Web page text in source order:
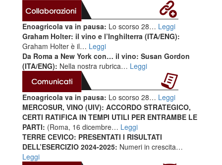
Enoagricola va in pausa: Lo scorso 28… Leggi
Graham Holter: il vino e l’Inghilterra (ITA/ENG):
Graham Holter è il… Leggi
Da Roma a New York con… il vino: Susan Gordon
(ITA/ENG): Nella nostra rubrica… Leggi
Enoagricola va in pausa: Lo scorso 28… Leggi
MERCOSUR, VINO (UIV): ACCORDO STRATEGICO,
CERTI RATIFICA IN TEMPI UTILI PER ENTRAMBE LE
PARTI: (Roma, 16 dicembre… Leggi
TERRE CEVICO: PRESENTATI I RISULTATI
DELL’ESERCIZIO 2024-2025: Numeri in crescita…
Leggi